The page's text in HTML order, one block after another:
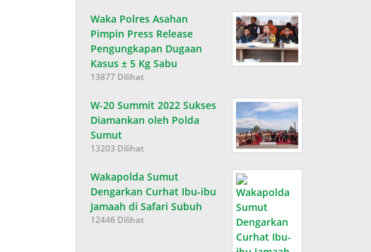
Waka Polres Asahan
Pimpin Press Release
Pengungkapan Dugaan
Kasus ± 5 Kg Sabu
13877 Dilihat
W-20 Summit 2022 Sukses
Diamankan oleh Polda
Sumut
13203 Dilihat
Wakapolda Sumut
Dengarkan Curhat Ibu-ibu
Jamaah di Safari Subuh
12446 Dilihat